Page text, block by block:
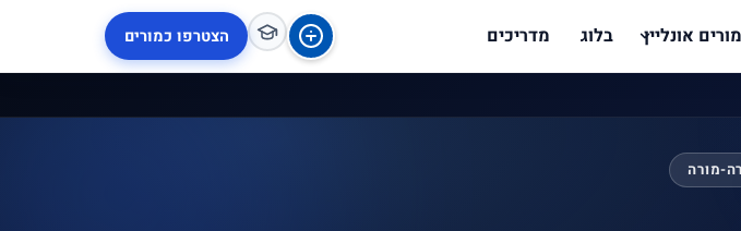
מורים אונליין בלוג מדריכים הצטרפו כמורים
מורה